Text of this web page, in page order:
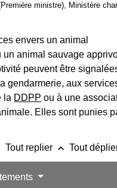
ministre), Ministère
envers un animal
un animal sauvage
peuvent être
gendarmerie, aux
la DDPP ou à une
Elles sont punies
Tout replier keyboard_arrow_up Tout